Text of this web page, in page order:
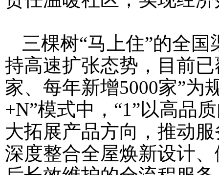
三棵树“马上住”的全
持高速扩张态势，目前
家、每年新增5000家”为
+N”模式中，“1”以高品
大拓展产品方向，推动
深度整合全屋焕新设计